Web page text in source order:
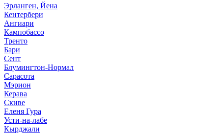
Эрланген, Йена
Кентербери
Ангиари
Кампобассо
Тренто
Бари
Сент
Блумингтон-Нормал
Сарасота
Мэрион
Керава
Скиве
Еленя Гура
Усти-на-лабе
Кырджали